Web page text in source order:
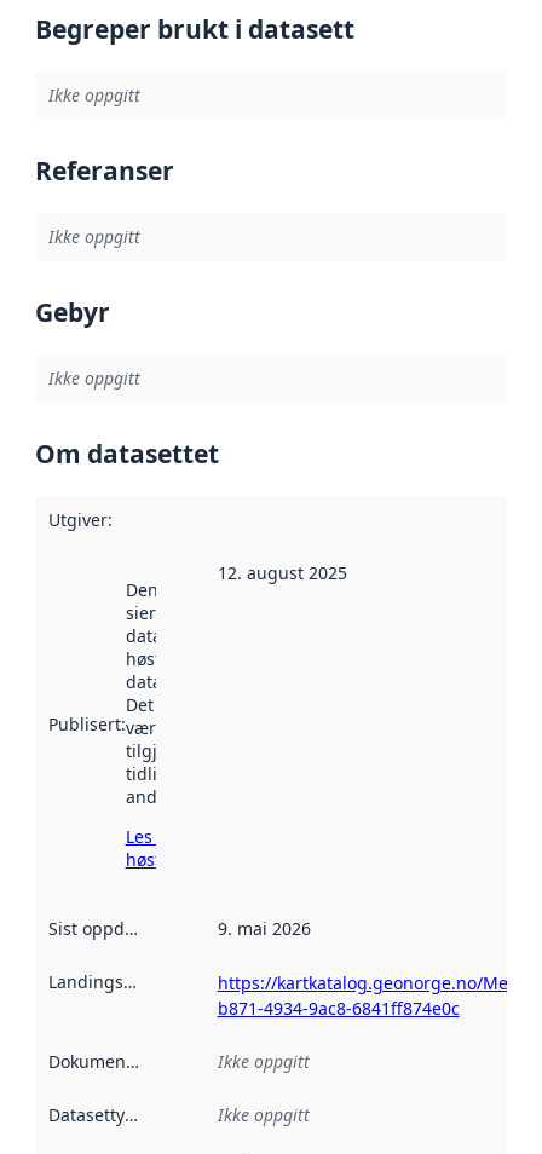
Begreper brukt i datasett
Ikke oppgitt
Referanser
Ikke oppgitt
Gebyr
Ikke oppgitt
Om datasettet
Utgiver:
Publisert:
Denne datoen
sier når
datasettet ble
høstet av
data.norge.no.
Det kan ha
vært
tilgjengelig
tidligere
andre steder.
Les mer om
høsting her
12. august 2025
Sist oppdatert 9. mai 2026
Landingsside
https://kartkatalog.geonorge.no/
b871-4934-9ac8-6841ff874e0c
Dokumentasjon Ikke oppgitt
Datasettype Ikke oppgitt